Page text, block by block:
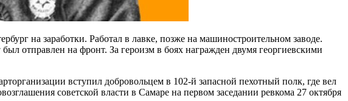
на заработки. Работал в лавке, позже на машиностроительном заводе.
отправлен на фронт. За героизм в боях награжден двумя георгиевскими
вступил добровольцем в 102-й запасной пехотный полк, где вел
советской власти в Самаре на первом заседании ревкома 27 октября